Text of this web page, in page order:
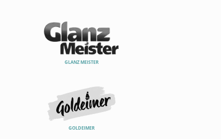
GLANZ MEISTER
GOLDEIMER